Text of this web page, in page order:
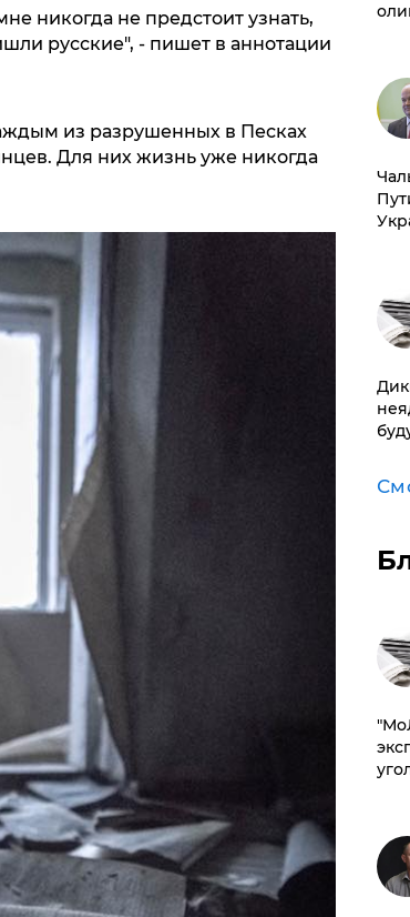
никогда не предстоит узнать,
русские", - пишет в аннотации
из разрушенных в Песках
Для них жизнь уже никогда